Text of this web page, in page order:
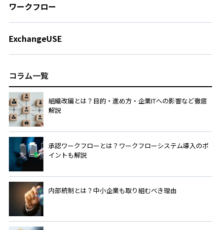
ワークフロー
ExchangeUSE
コラム一覧
組織改編とは？目的・進め方・企業ITへの影響など徹底
解説
承認ワークフローとは？ワークフローシステム導入のポ
イントも解説
内部統制とは？中小企業も取り組むべき理由